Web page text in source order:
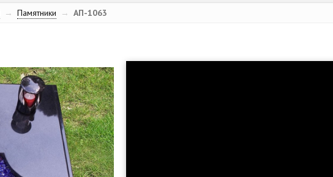
→ Памятники → АП-1063